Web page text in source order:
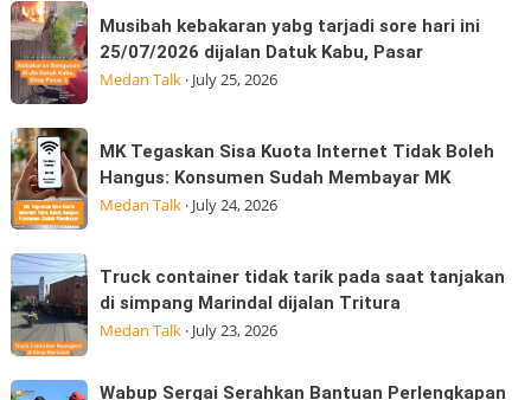
dan
Moto
GP
Edition
hadir
Musibah
kebakaran
yabg
tarjadi
sore
hari
ini
25/07/2026
Datuk
Kabu,
Pasar
Musibah kebakaran yabg tarjadi sore hari ini
25/07/2026 dijalan Datuk Kabu, Pasar
Medan Talk· July 25, 2026
MK
Tegaskan
Sisa
Kuota
Internet
Tidak
Boleh
Hangus:
MK Tegaskan Sisa Kuota Internet Tidak Boleh
Hangus: Konsumen Sudah Membayar MK
Medan Talk· July 24, 2026
Truck
container
tidak
tarik
pada
Truck container tidak tarik pada saat tanjakan
di simpang Marindal dijalan Tritura
Medan Talk· July 23, 2026
Wabup
Wabup Sergai Serahkan Bantuan Perlengkapan